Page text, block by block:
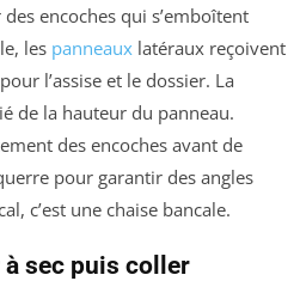
encoches qui s’emboîtent
les panneaux latéraux reçoivent
l’assise et le dossier. La
de la hauteur du panneau.
des encoches avant de
pour garantir des angles
c’est une chaise bancale.
à sec puis coller